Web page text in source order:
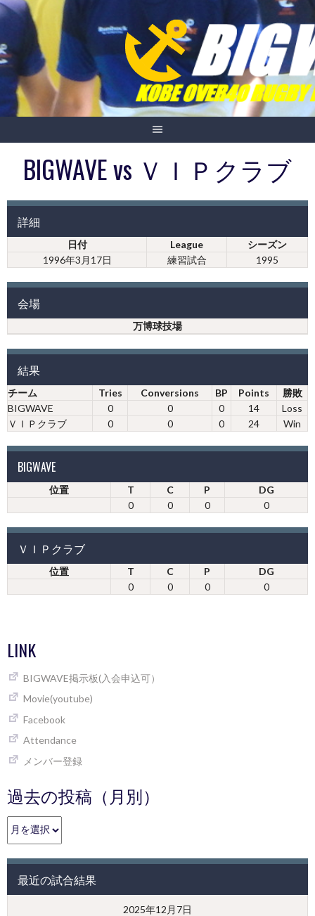
Skip
content
BIGWAVE vs ＶＩＰクラブ
詳細
日付 League
シーズン
1996年3月17日
練習試合 1995
会場
万博球技場
結果
チーム Tries Conversions BP Points
勝敗
BIGWAVE
0 0 0 14
Loss
ＶＩＰクラブ
0 0 0 24 Win
BIGWAVE
位置 T C P
DG
0
0 0 0
ＶＩＰクラブ
位置 T C P
DG
0
0 0 0
LINK
BIGWAVE掲示板(入会申込可）
Movie(youtube)
Facebook
Attendance
メンバー登録
過去の投稿（月別）
過
去
投
（月
最近の試合結果
2025年12月7日